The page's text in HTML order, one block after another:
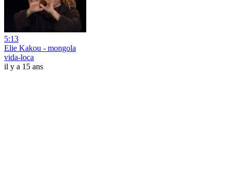
5:13
Elie Kakou - mongola
vida-loca
il y a 15 ans